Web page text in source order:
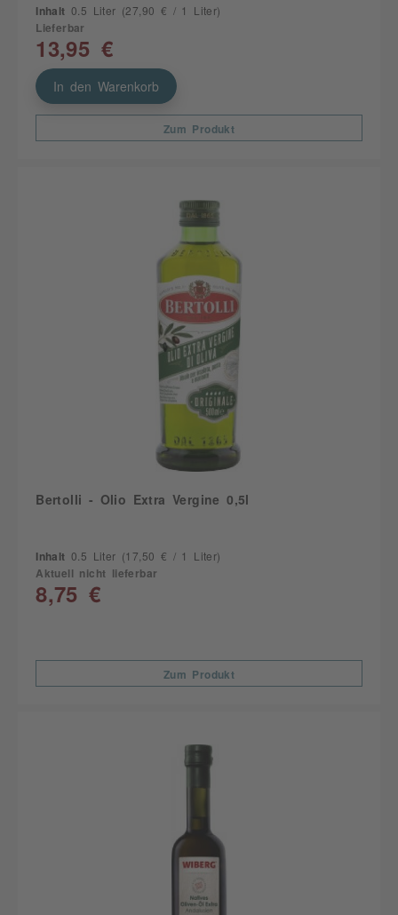
Inhalt 0.5 Liter (27,90 € / 1 Liter)
Lieferbar
13,95 €
In den Warenkorb
Zum Produkt
Bertolli - Olio Extra Vergine 0,5l
Inhalt 0.5 Liter (17,50 € / 1 Liter)
Aktuell nicht lieferbar
8,75 €
Zum Produkt